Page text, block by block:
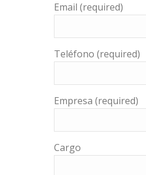
Email (required)
Teléfono (required)
Empresa (required)
Cargo